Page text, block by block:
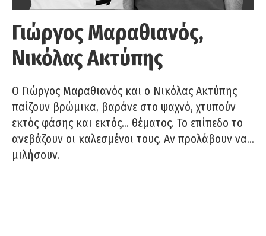
Γιώργος Μαραθιανός,
Νικόλας Ακτύπης
Ο Γιώργος Μαραθιανός και ο Νικόλας Ακτύπης
παίζουν βρώμικα, βαράνε στο ψαχνό, χτυπούν
εκτός φάσης και εκτός… θέματος. Το επίπεδο το
ανεβάζουν οι καλεσμένοι τους. Αν προλάβουν να…
μιλήσουν.